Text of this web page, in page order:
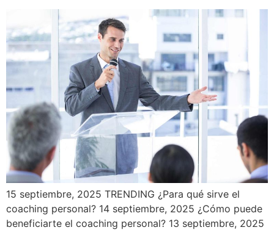
15 septiembre, 2025 TRENDING ¿Para qué sirve el
coaching personal? 14 septiembre, 2025 ¿Cómo puede
beneficiarte el coaching personal? 13 septiembre, 2025